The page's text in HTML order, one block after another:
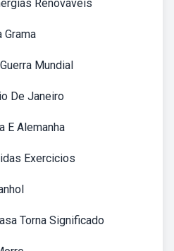
Renovaveis
Grama
Mundial
De Janeiro
E Alemanha
Exercicios
Torna Significado